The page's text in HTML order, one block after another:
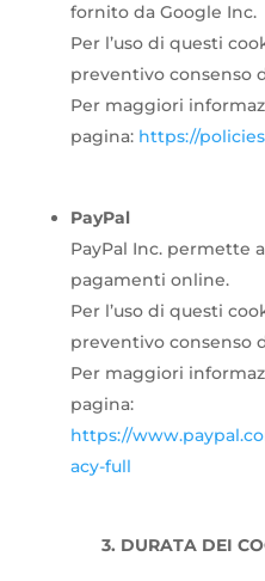
fornito da Google Inc.
Per l’uso di questi
preventivo consenso
Per maggiori
pagina: https://
PayPal
PayPal Inc. permette
pagamenti online.
Per l’uso di questi
preventivo consenso
Per maggiori
pagina:
https://
acy-full
3. DURATA DEI